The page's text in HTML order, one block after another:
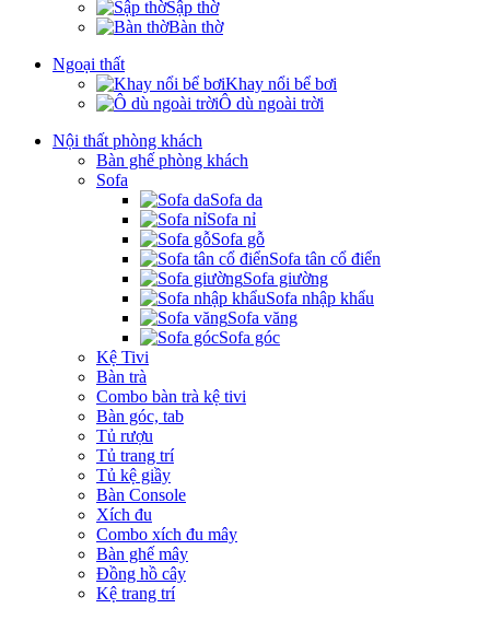
Sập thờ
Bàn thờ
Ngoại thất
Khay nổi bể bơi
Ô dù ngoài trời
Nội thất phòng khách
Bàn ghế phòng khách
Sofa
Sofa da
Sofa nỉ
Sofa gỗ
Sofa tân cổ điển
Sofa giường
Sofa nhập khẩu
Sofa văng
Sofa góc
Kệ Tivi
Bàn trà
Combo bàn trà kệ tivi
Bàn góc, tab
Tủ rượu
Tủ trang trí
Tủ kệ giầy
Bàn Console
Xích đu
Combo xích đu mây
Bàn ghế mây
Đồng hồ cây
Kệ trang trí